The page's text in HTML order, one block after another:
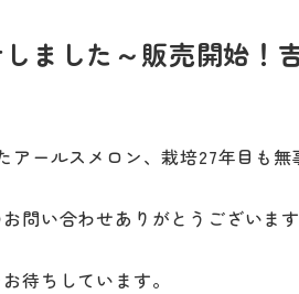
ました～販売開始！
アールスメロン、栽培27年目も
問い合わせありがとうございま
待ちしています。